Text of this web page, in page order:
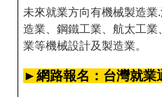
未來就業方向有機械製造
造業、鋼鐵工業、航太工
業等機械設計及製造業。
►網路報名：台灣就業